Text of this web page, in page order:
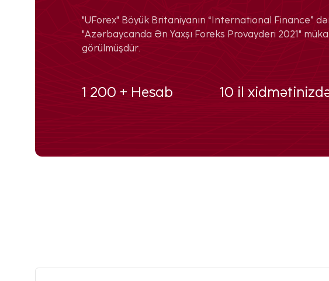
"UForex" Böyük Britaniyanın “International Finance”
"Azərbaycanda Ən Yaxşı Foreks Provayderi 2021"
görülmüşdür.
1 200 + Hesab 10 il